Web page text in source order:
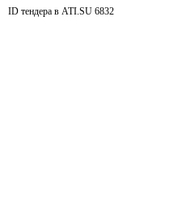
ID тендера в ATI.SU 6832